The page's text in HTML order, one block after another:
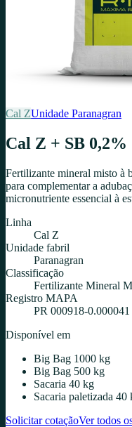
Cal ZUnidade Paranagran
Cal Z + SB 0,2%
Fertilizante mineral misto à
para complementar a
micronutriente essencial à
Linha
Cal Z
Unidade fabril
Paranagran
Classificação
Fertilizante Mineral
Registro MAPA
PR 000918-0.000041
Disponível em
Big Bag 1000 kg
Big Bag 500 kg
Sacaria 40 kg
Sacaria paletizada 40
Solicitar cotaçãoVer todos